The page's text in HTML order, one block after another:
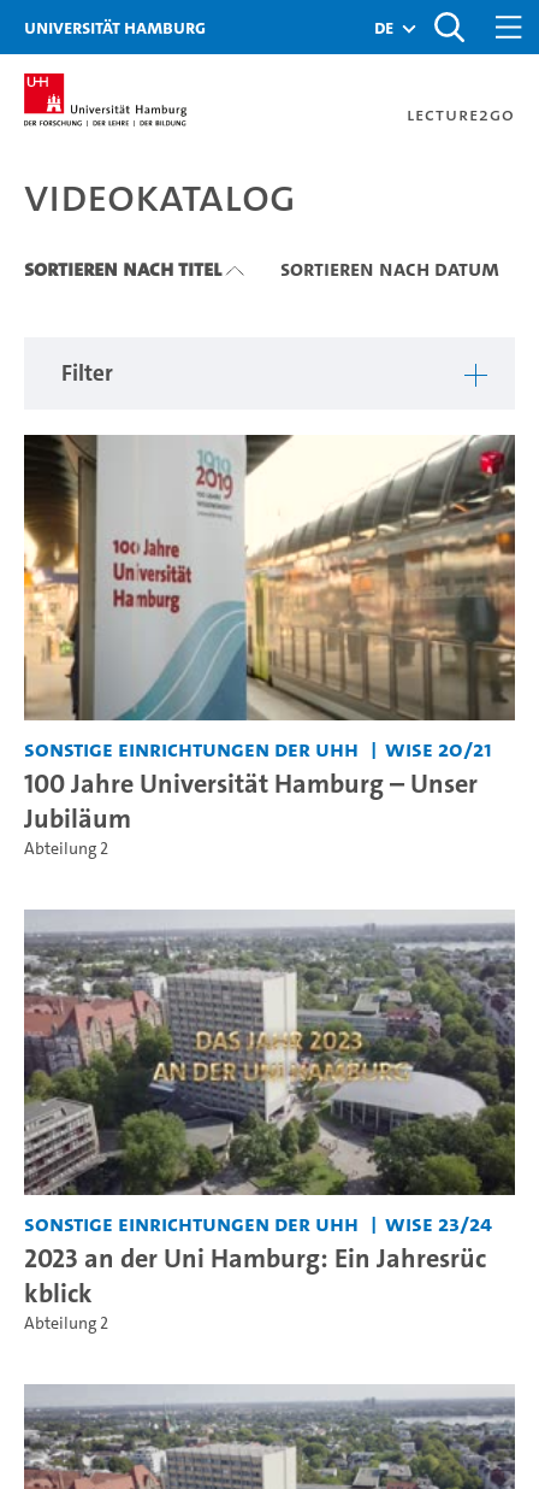
Zu den Filtern
Zur Metanavigation
Zur Hauptnavigation
Zur Suche
Zum Inhalt
Zum Seitenfuss
Universität Hamburg de
Lecture2Go
Videokatalog
Videokatalog
Sortieren nach Titel Sortieren nach Datum
Filter
Sonstige Einrichtungen der UHH WiSe 20/21
100 Jahre Universität Hamburg – Unser
Jubiläum
Abteilung 2
Sonstige Einrichtungen der UHH WiSe 23/24
2023 an der Uni Hamburg: Ein Jahresrüc
kblick
Abteilung 2